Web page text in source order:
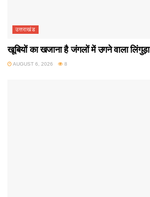
उत्तराखंड
खूबियों का खजाना है जंगलों में उगने वाला लिंगुड़ा
AUGUST 6, 2026 8